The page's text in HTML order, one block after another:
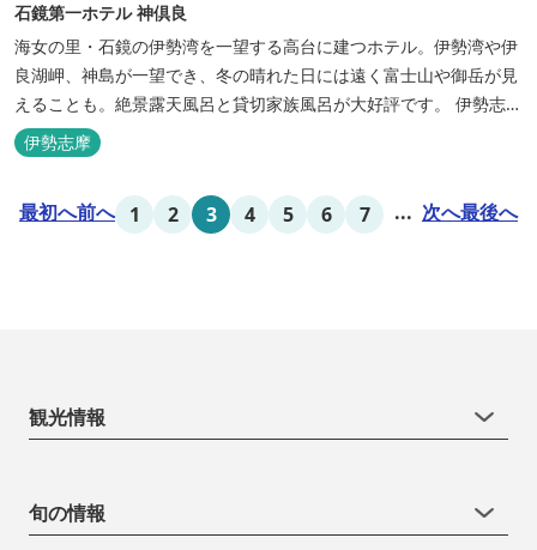
石鏡第一ホテル 神倶良
海女の里・石鏡の伊勢湾を一望する高台に建つホテル。伊勢湾や伊
良湖岬、神島が一望でき、冬の晴れた日には遠く富士山や御岳が見
えることも。絶景露天風呂と貸切家族風呂が大好評です。 伊勢志摩
の新鮮な海の幸をふんだんに使った味覚自慢の人情味あふれる温泉
宿です。
伊勢志摩
最初へ前へ 1 2 3 4 5 6 7 ... 次へ最後へ
観光情報
旬の情報